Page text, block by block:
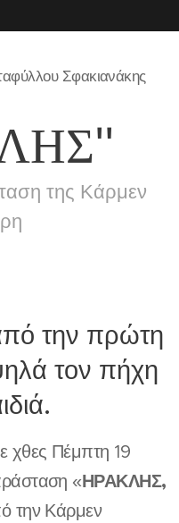
Σφακιανάκης
της Κάρμεν
την πρώτη
τον πήχη
χθες Πέμπτη 19
«ΗΡΑΚΛΗΣ,
την Κάρμεν